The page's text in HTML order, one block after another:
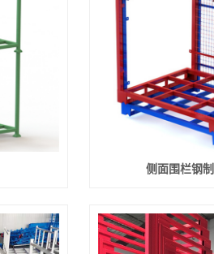
侧面围栏钢